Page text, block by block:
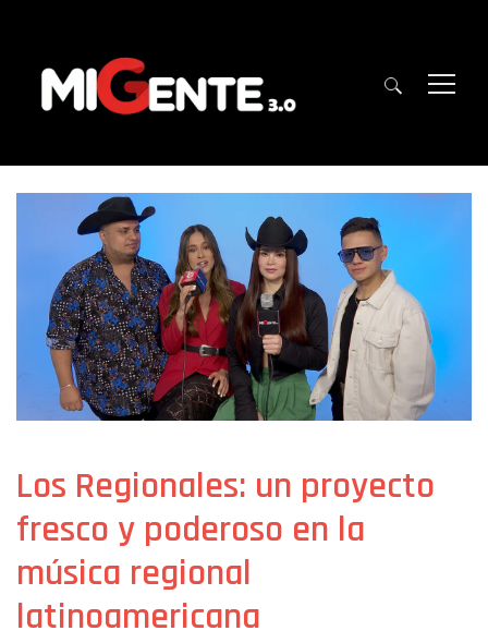
Los Regionales: un proyecto
fresco y poderoso en la
música regional
latinoamericana